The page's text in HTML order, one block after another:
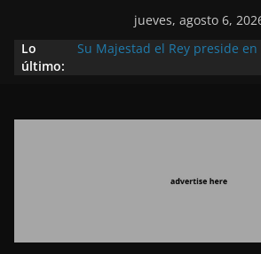
jueves, agosto 6,
Lo
último:
Su Majestad el Rey preside en
llegada masiva de
Marruecos gracias a una
destinada a consolidar la